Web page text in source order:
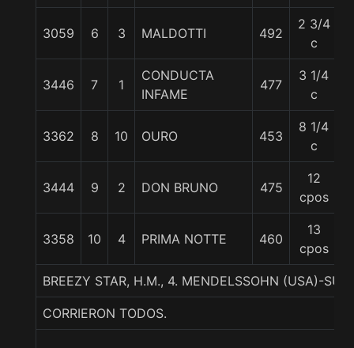
3059 6 3 MALDOTTI 492
2 3/4
c
3446 7 1
CONDUCTA
INFAME
477
3 1/4
c
3362 8 10 OURO 453
8 1/4
c
3444 9 2 DON BRUNO 475
12
cpos
3358 10 4 PRIMA NOTTE 460
13
cpos
BREEZY STAR, H.M., 4. MENDELSSOHN (USA)-
CORRIERON TODOS.